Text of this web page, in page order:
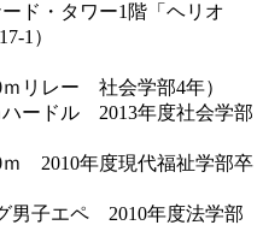
ド・タワー1階「ヘリオ
1）
ｍリレー 社会学部4年）
ハードル 2013年度社会学部
ｍ 2010年度現代福祉学部卒
男子エペ 2010年度法学部